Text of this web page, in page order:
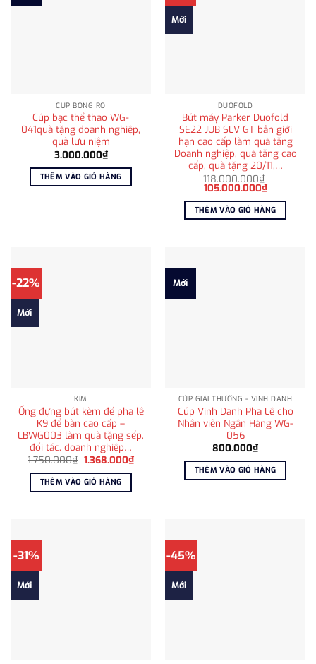
CÚP BÓNG RỔ
Cúp bạc thể thao WG-
041quà tặng doanh nghiệp,
quà lưu niệm
3.000.000₫
THÊM VÀO GIỎ HÀNG
Mới
DUOFOLD
Bút máy Parker Duofold
SE22 JUB SLV GT bản giới
hạn cao cấp làm quà tặng
Doanh nghiệp, quà tặng cao
cấp, quà tặng 20/11,…
118.000.000₫
Giá
là:
118.000.000₫.
105.000.000₫Giá
hiện
tại
là:
THÊM VÀO GIỎ HÀNG
-22%
Mới
KIM
Ống đựng bút kèm đế pha lê
K9 để bàn cao cấp –
LBWG003 làm quà tặng sếp,
đối tác, doanh nghiệp…
1.750.000₫ Giá
là:
1.750.000₫.
1.368.000₫Giá
THÊM VÀO GIỎ HÀNG
Mới
CÚP GIẢI THƯỞNG - VINH DANH
Cúp Vinh Danh Pha Lê cho
Nhân viên Ngân Hàng WG-
056
800.000₫
THÊM VÀO GIỎ HÀNG
-31%
Mới
-45%
Mới